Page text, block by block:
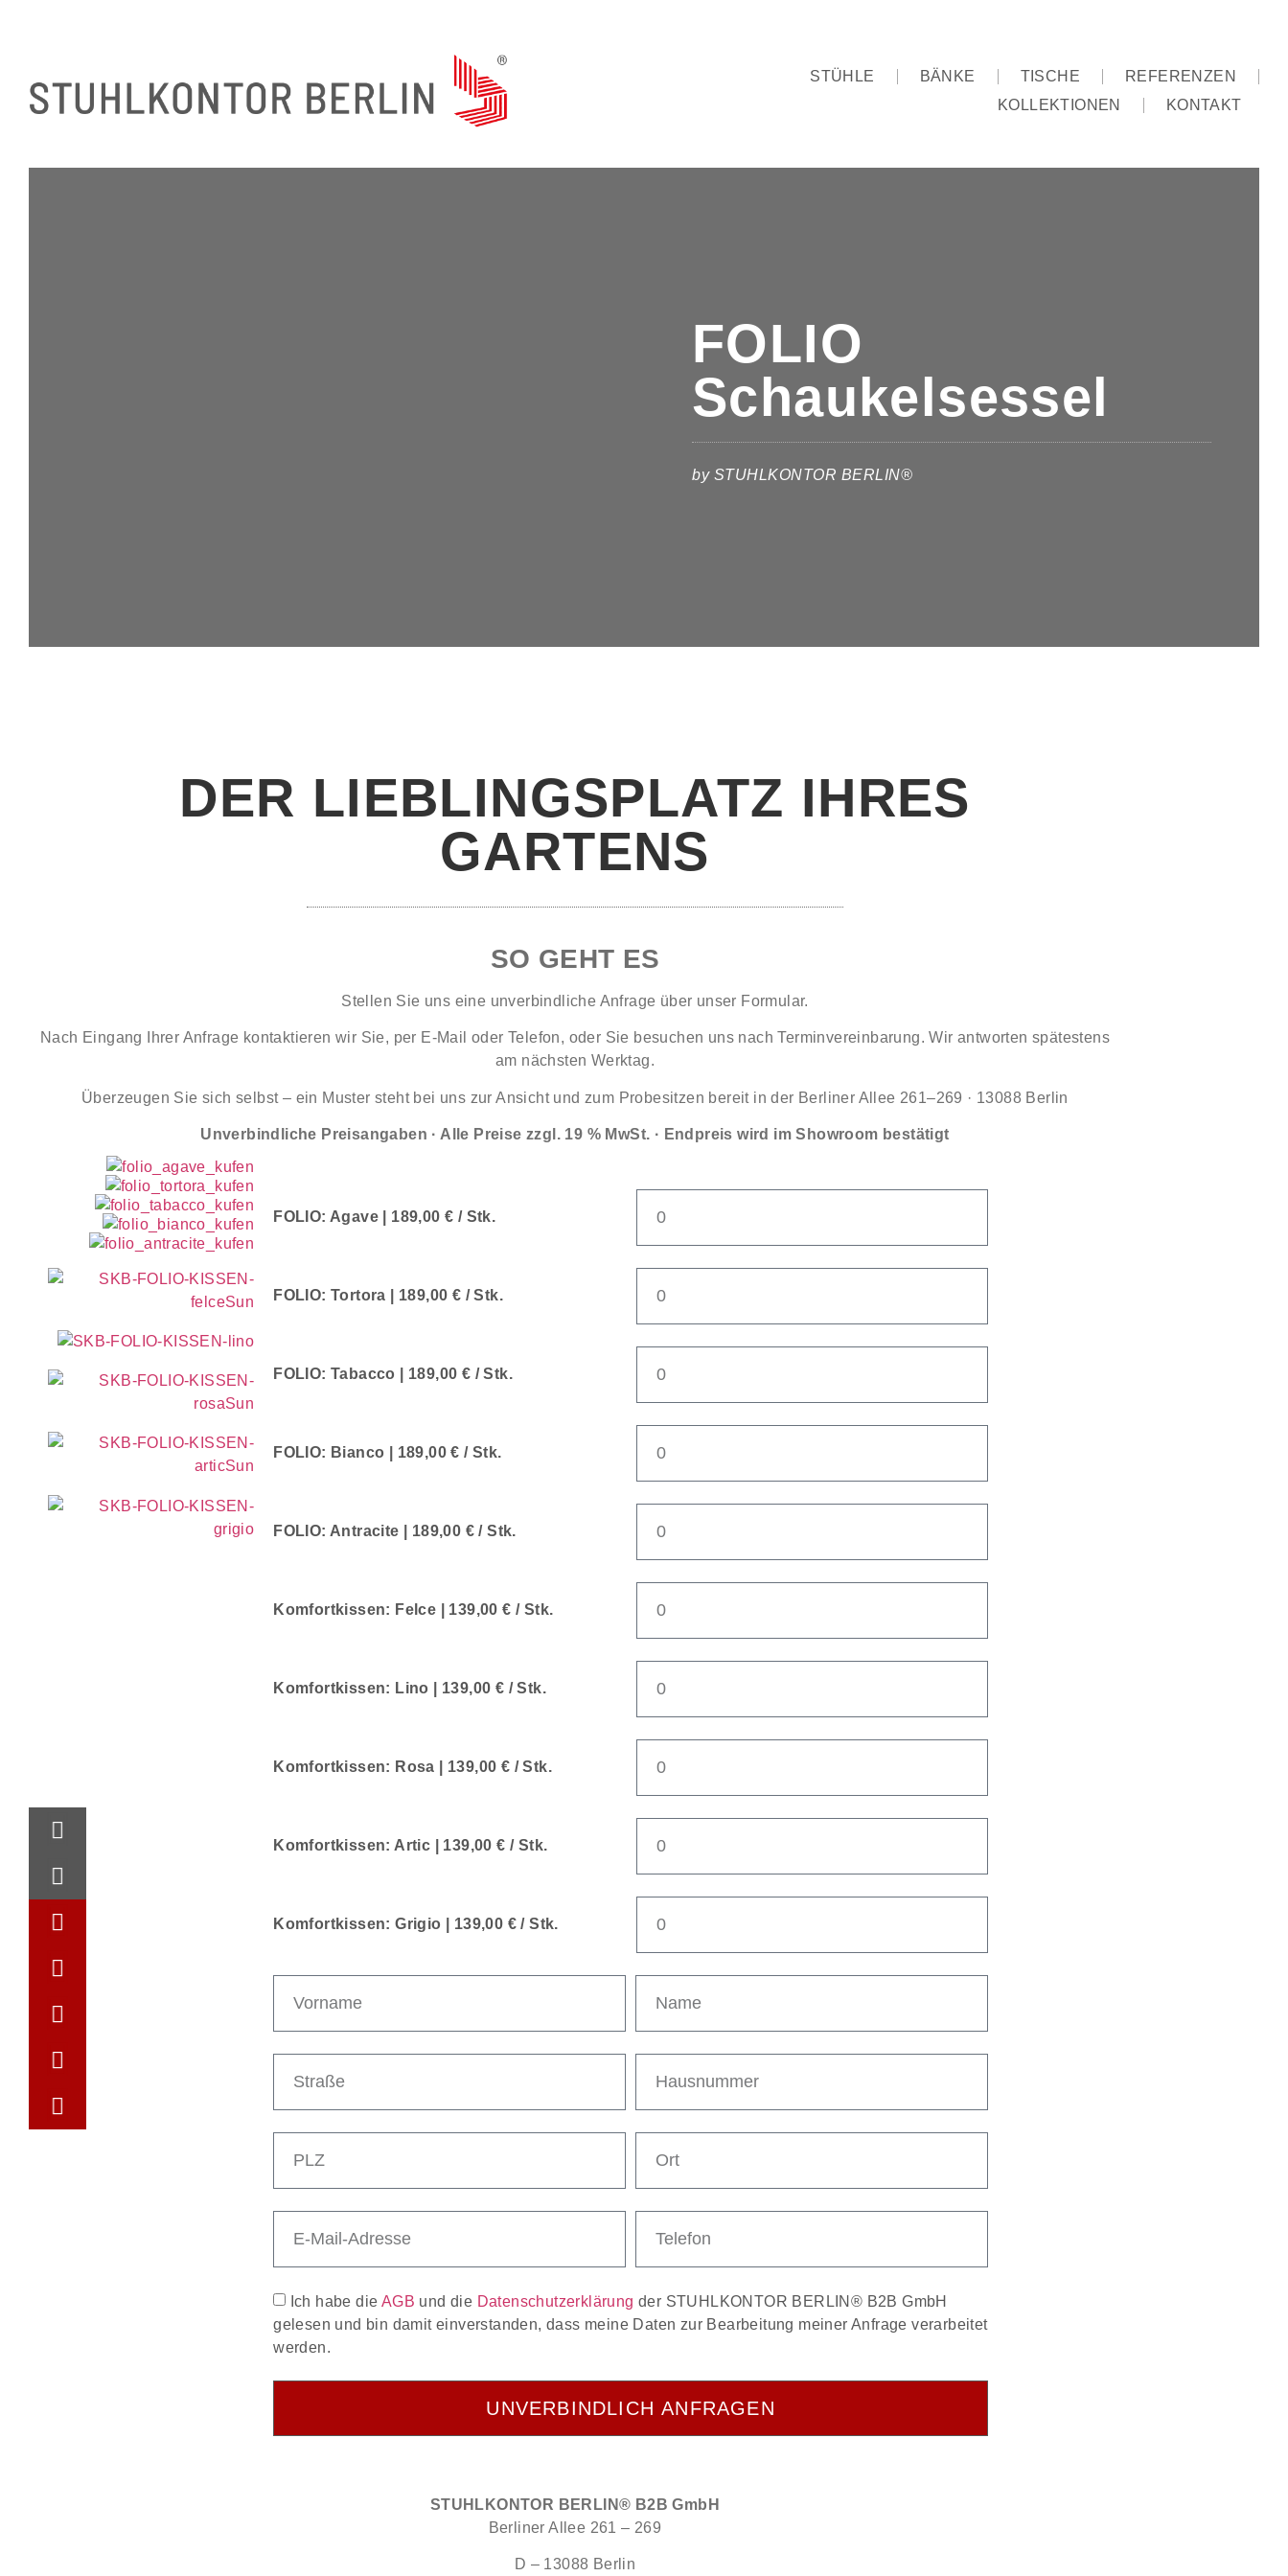
STÜHLE BÄNKE TISCHE
REFERENZEN
KOLLEKTIONEN
KONTAKT
FOLIO
Schaukelsessel
by STUHLKONTOR BERLIN®
DER LIEBLINGSPLATZ IHRES
GARTENS
SO GEHT ES
Stellen Sie uns eine unverbindliche Anfrage über unser Formular.
Nach Eingang Ihrer Anfrage kontaktieren wir Sie, per E-Mail oder Telefon, oder Sie besuchen uns nach Terminvereinbarung. Wir antworten spätestens
am nächsten Werktag.
Überzeugen Sie sich selbst – ein Muster steht bei uns zur Ansicht und zum Probesitzen bereit in der Berliner Allee 261–269 · 13088 Berlin
Unverbindliche Preisangaben · Alle Preise zzgl. 19 % MwSt. · Endpreis wird im Showroom bestätigt
FOLIO: Agave | 189,00 € / Stk.
FOLIO: Tortora | 189,00 € / Stk.
FOLIO: Tabacco | 189,00 € / Stk.
FOLIO: Bianco | 189,00 € / Stk.
FOLIO: Antracite | 189,00 € / Stk.
Komfortkissen: Felce | 139,00 € / Stk.
Komfortkissen: Lino | 139,00 € / Stk.
Komfortkissen: Rosa | 139,00 € / Stk.
Komfortkissen: Artic | 139,00 € / Stk.
Komfortkissen: Grigio | 139,00 € / Stk.
Ich habe die AGB und die Datenschutzerklärung der STUHLKONTOR BERLIN® B2B GmbH
gelesen und bin damit einverstanden, dass meine Daten zur Bearbeitung meiner Anfrage verarbeitet
werden.
UNVERBINDLICH ANFRAGEN
STUHLKONTOR BERLIN® B2B GmbH
Berliner Allee 261 – 269
D – 13088 Berlin